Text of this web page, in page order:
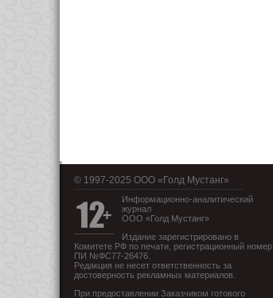
© 1997-2025 OOO «Голд Мустанг»
Информационно-аналитический
журнал
ООО «Голд Мустанг»
Издание зарегистрировано в
Комитете РФ по печати, регистрационный номер
ПИ №ФС77-26476.
Редакция не несет ответственность за
достоверность рекламных материалов.
При предоставлении Заказчиком готового